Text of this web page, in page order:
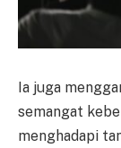
Ia juga
semangat
menghadapi